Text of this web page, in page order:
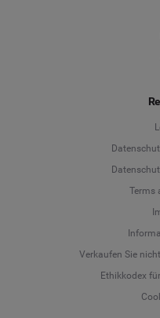
Terms
Verkaufen Sie
Ethikkodex